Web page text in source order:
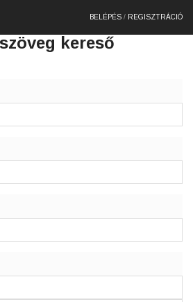
BELÉPÉS / REGISZTRÁCIÓ
kereső